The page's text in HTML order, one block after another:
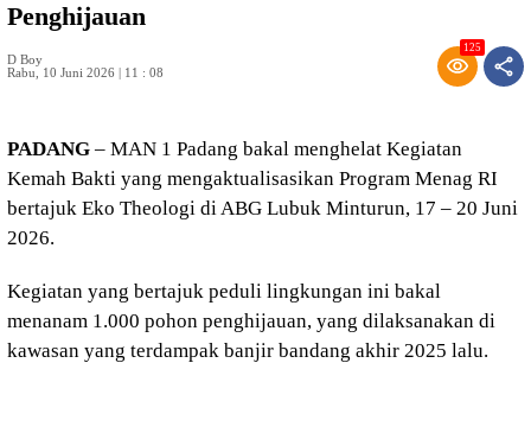
Penghijauan
D Boy
Rabu, 10 Juni 2026 | 11 : 08
125
PADANG – MAN 1 Padang bakal menghelat Kegiatan
Kemah Bakti yang mengaktualisasikan Program Menag RI
bertajuk Eko Theologi di ABG Lubuk Minturun, 17 – 20 Juni
2026.
Kegiatan yang bertajuk peduli lingkungan ini bakal
menanam 1.000 pohon penghijauan, yang dilaksanakan di
kawasan yang terdampak banjir bandang akhir 2025 lalu.